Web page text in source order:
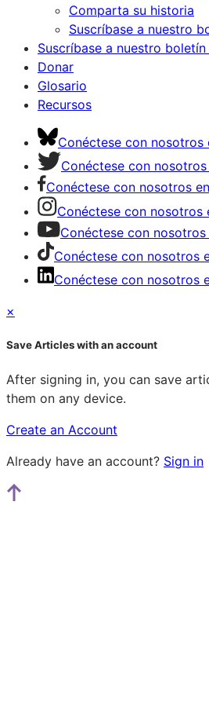
Comparta su historia
Suscríbase a nuestro
Suscríbase a nuestro
Donar
Glosario
Recursos
Conéctese con nosotros
Conéctese con
Conéctese con nosotros
Conéctese con nosotros
Conéctese con
Conéctese con nosotros
Conéctese con nosotros
×
Save Articles with an account
After signing in, you can save
them on any device.
Create an Account
Already have an account? Sign in